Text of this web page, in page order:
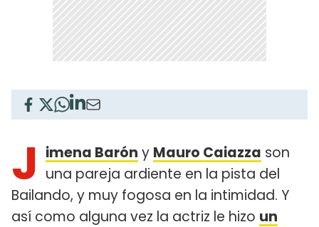
J imena Barón y Mauro Caiazza son
una pareja ardiente en la pista del
Bailando, y muy fogosa en la intimidad. Y
así como alguna vez la actriz le hizo un